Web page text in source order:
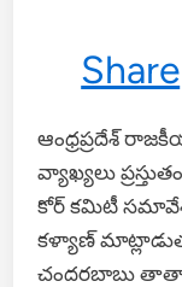
Share
ఆంధ్రప్రదేశ్
వ్యాఖ్యలు
కోర్ కమిటీ
కళ్యాణ్
చందరబాబు